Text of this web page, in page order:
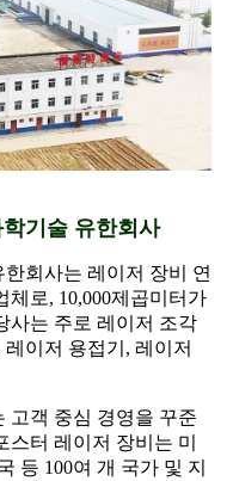
기술 유한회사
회사는 레이저 장비 연
체로, 10,000제곱미터가
사는 주로 레이저 조각
이저 용접기, 레이저
고객 중심 경영을 꾸준
터 레이저 장비는 미
등 100여 개 국가 및 지